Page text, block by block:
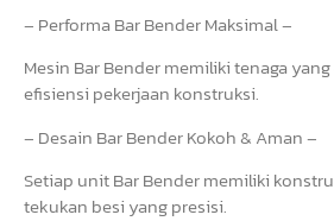
– Performa Bar Bender Maksimal –
Mesin Bar Bender memiliki tenaga
efisiensi pekerjaan konstruksi.
– Desain Bar Bender Kokoh & Aman –
Setiap unit Bar Bender memiliki
tekukan besi yang presisi.